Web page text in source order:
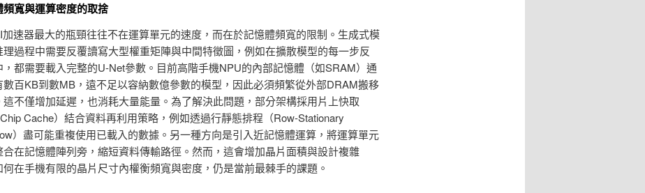
頻寬與運算密度的取捨
速器最大的瓶頸往往不在運算單元的速度，而在於記憶體頻寬的限制。生成式模
理過程中需要反覆讀寫大型權重矩陣與中間特徵圖，例如在擴散模型的每一步反
，都需要載入完整的U-Net參數。目前高階手機NPU的內部記憶體（如SRAM）通
數百KB到數MB，遠不足以容納數億參數的模型，因此必須頻繁從外部DRAM搬移
這不僅增加延遲，也消耗大量能量。為了解決此問題，部分架構採用片上快取
Chip Cache）結合資料再利用策略，例如透過行靜態排程（Row-Stationary
）盡可能重複使用已載入的數據。另一種方向是引入近記憶體運算，將運算單元
合在記憶體陣列旁，縮短資料傳輸路徑。然而，這會增加晶片面積與設計複雜
何在手機有限的晶片尺寸內權衡頻寬與密度，仍是當前最棘手的課題。